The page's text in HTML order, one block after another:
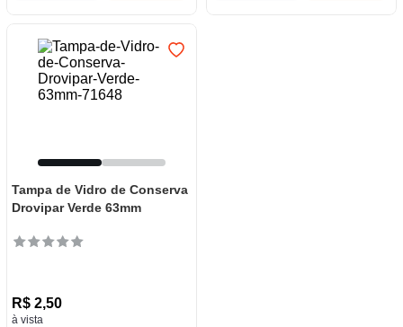
Tampa de Vidro de Conserva
Drovipar Verde 63mm
R$ 2,50
à vista